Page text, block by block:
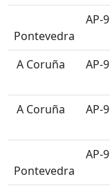
Pontevedra
AP-9
󠁭󠁶󠁳󠁣󠁿 A Coruña
AP-9
󠁭󠁶󠁳󠁣󠁿 A Coruña
AP-9
Pontevedra
AP-9